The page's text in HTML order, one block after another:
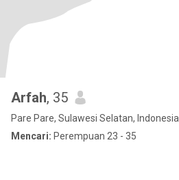
Arfah, 35
Pare Pare, Sulawesi Selatan, Indonesia
Mencari: Perempuan 23 - 35